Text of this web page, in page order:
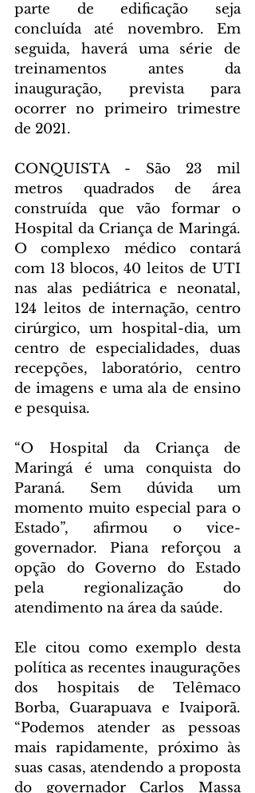
parte de edificação seja
concluída até novembro. Em
seguida, haverá uma série de
treinamentos antes da
inauguração, prevista para
ocorrer no primeiro trimestre
de 2021.
CONQUISTA - São 23 mil
metros quadrados de área
construída que vão formar o
Hospital da Criança de Maringá.
O complexo médico contará
com 13 blocos, 40 leitos de UTI
nas alas pediátrica e neonatal,
124 leitos de internação, centro
cirúrgico, um hospital-dia, um
centro de especialidades, duas
recepções, laboratório, centro
de imagens e uma ala de ensino
e pesquisa.
“O Hospital da Criança de
Maringá é uma conquista do
Paraná. Sem dúvida um
momento muito especial para o
Estado”, afirmou o vice-
governador. Piana reforçou a
opção do Governo do Estado
pela regionalização do
atendimento na área da saúde.
Ele citou como exemplo desta
política as recentes inaugurações
dos hospitais de Telêmaco
Borba, Guarapuava e Ivaiporã.
“Podemos atender as pessoas
mais rapidamente, próximo às
suas casas, atendendo a proposta
do governador Carlos Massa